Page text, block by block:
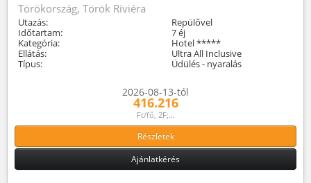
Törökország, Török Riviéra
Utazás:
Repülővel
Időtartam:
7 éj
Kategória:
Hotel *****
Ellátás:
Ultra All Inclusive
Típus:
Üdülés - nyaralás
2026-08-13-tól
416.216
Ft/fő, 2F;...
Részletek
Ajánlatkérés